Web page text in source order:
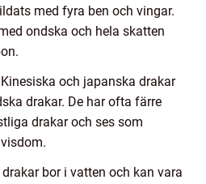
med fyra ben och vingar.
ondska och hela skatten
och japanska drakar
drakar. De har ofta färre
drakar och ses som
bor i vatten och kan vara